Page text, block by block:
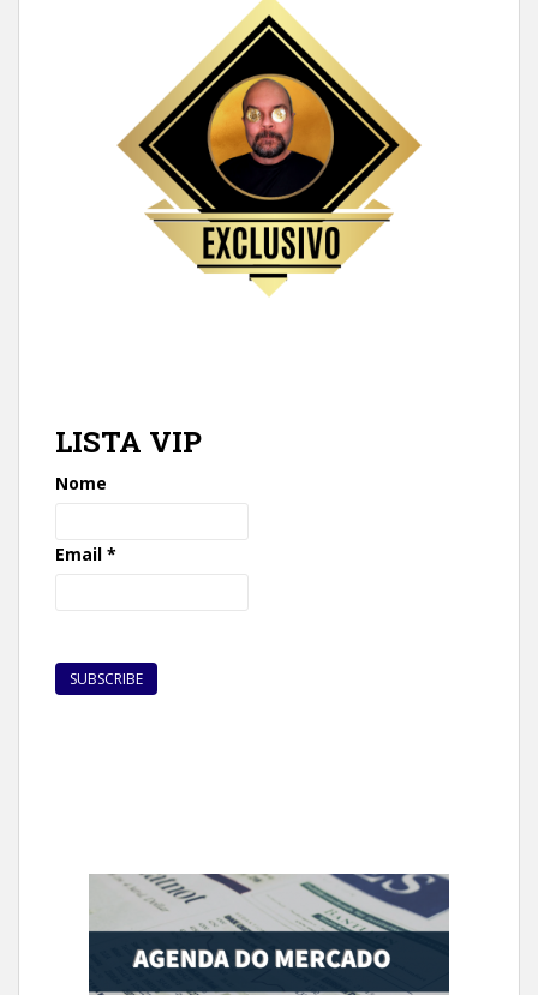
LISTA VIP
Nome
Email *